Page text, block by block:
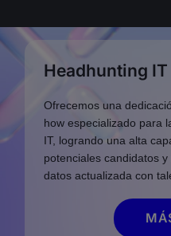
Headhunting IT
Ofrecemos una
how especializado para
IT, logrando una alta
potenciales candidatos
datos actualizada con